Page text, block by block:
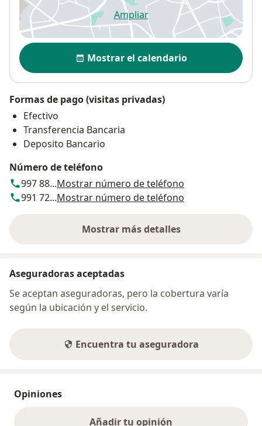
Ampliarse abre en una nueva
Disponibilidad
Mostrar el calendario
Formas de pago (visitas privadas)
Efectivo
Transferencia Bancaria
Deposito Bancario
Número de teléfono
997 88...Mostrar número de teléfono
991 72...Mostrar número de teléfono
Mostrar más detalles
sobre la dirección
Aseguradoras aceptadas
Se aceptan aseguradoras, pero la cobertura varía
según la ubicación y el servicio.
Encuentra tu aseguradora
Opiniones
Añadir tu opinión